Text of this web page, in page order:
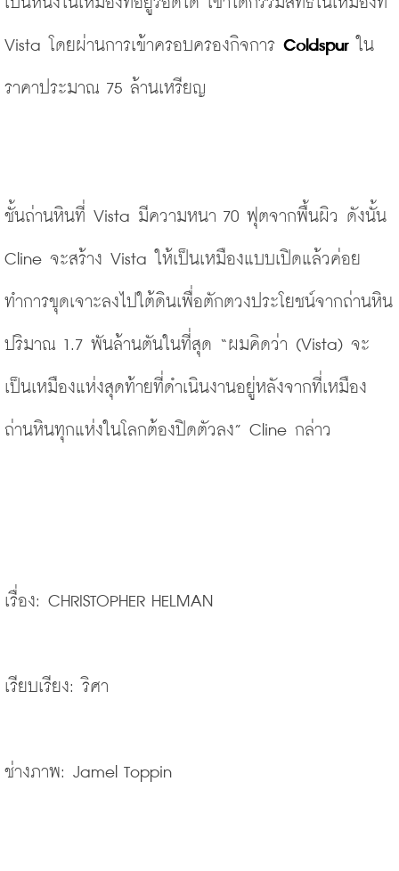
Vista โดยผ่านการเข้าครอบครองกิจการ Coldspur ใน
ราคาประมาณ 75 ล้านเหรียญ
ชั้นถ่านหินที่ Vista มีความหนา 70 ฟุตจากพื้นผิว ดังนั้น
Cline จะสร้าง Vista ให้เป็นเหมืองแบบเปิดแล้วค่อย
ทำการขุดเจาะลงไปใต้ดินเพื่อตักตวงประโยชน์จากถ่านหิน
ปริมาณ 1.7 พันล้านตันในที่สุด “ผมคิดว่า (Vista) จะ
เป็นเหมืองแห่งสุดท้ายที่ดำเนินงานอยู่หลังจากที่เหมือง
ถ่านหินทุกแห่งในโลกต้องปิดตัวลง” Cline กล่าว
เรื่อง: CHRISTOPHER HELMAN
เรียบเรียง: ริศา
ช่างภาพ: Jamel Toppin